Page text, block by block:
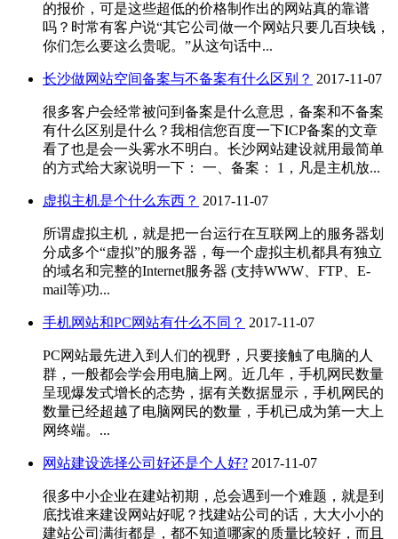
的报价，可是这些超低的价格制作出的网站真的靠谱
吗？时常有客户说“其它公司做一个网站只要几百块钱，
你们怎么要这么贵呢。”从这句话中...
长沙做网站空间备案与不备案有什么区别？ 2017-11-07
很多客户会经常被问到备案是什么意思，备案和不备案
有什么区别是什么？我相信您百度一下ICP备案的文章
看了也是会一头雾水不明白。长沙网站建设就用最简单
的方式给大家说明一下： 一、备案： 1，凡是主机放...
虚拟主机是个什么东西？ 2017-11-07
所谓虚拟主机，就是把一台运行在互联网上的服务器划
分成多个“虚拟”的服务器，每一个虚拟主机都具有独立
的域名和完整的Internet服务器 (支持WWW、FTP、E-
mail等)功...
手机网站和PC网站有什么不同？ 2017-11-07
PC网站最先进入到人们的视野，只要接触了电脑的人
群，一般都会学会用电脑上网。近几年，手机网民数量
呈现爆发式增长的态势，据有关数据显示，手机网民的
数量已经超越了电脑网民的数量，手机已成为第一大上
网终端。...
网站建设选择公司好还是个人好? 2017-11-07
很多中小企业在建站初期，总会遇到一个难题，就是到
底找谁来建设网站好呢？找建站公司的话，大大小小的
建站公司满街都是，都不知道哪家的质量比较好，而且